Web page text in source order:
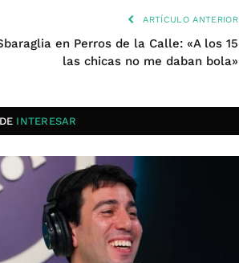
ARTÍCULO ANTERIOR
en Perros de la Calle: «A los 15
las chicas no me daban bola»
INTERESAR